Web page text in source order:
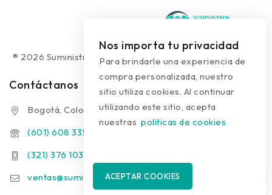
® 2026 Suministros Médicos Diseño web: colguía.com.co
Contáctanos
Bogotá, Colombia
(601) 608 3354
(321) 376 1031 - (313) 289 9910
ventas@suministrosmedicos.co
Nos importa tu privacidad
Para brindarle una experiencia de
compra personalizada, nuestro
sitio utiliza cookies. Al continuar
utilizando este sitio, acepta
nuestras politicas de cookies
ACEPTAR COOKIES